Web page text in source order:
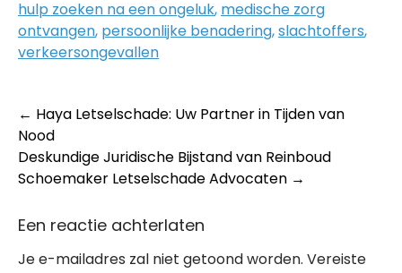
hulp zoeken na een ongeluk, medische zorg
ontvangen, persoonlijke benadering,slachtoffers,
verkeersongevallen
Post
navigation
← Haya Letselschade: Uw Partner in Tijden van
Nood
Deskundige Juridische Bijstand van Reinboud
Schoemaker Letselschade Advocaten →
Een reactie achterlaten
Je e-mailadres zal niet getoond worden. Vereiste